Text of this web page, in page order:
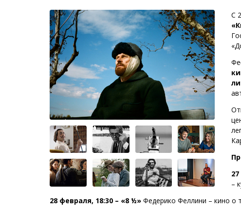
С
–
28 февраля, 18:30 – «8 ½» Федерико Феллини – кино о